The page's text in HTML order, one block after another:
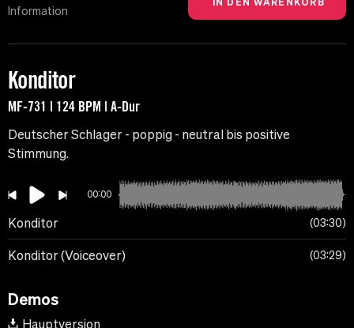
Information
Konditor
MF-731 | 124 BPM | A-Dur
Deutscher Schlager - poppig - neutral bis positive
Stimmung.
00:00
Konditor 03:30
Konditor (Voiceover) 03:29
Demos
Hauptversion